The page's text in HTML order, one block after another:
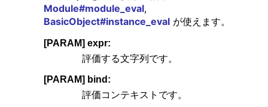
Module#module_eval,
BasicObject#instance_evalが使えます。
[PARAM] expr:
評価する文字列です。
[PARAM] bind:
評価コンテキストです。